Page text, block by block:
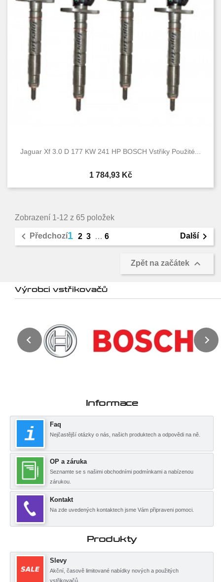
Jaguar Xf 3.0 D 177 KW 241 HP BOSCH Vstřiky Použité...
Cena
1 784,93 Kč
Zobrazení 1-12 z 65 položek
 Předchozí1 2 3 … 6 Další
Zpět na začátek 
Výrobci vstřikovačů
Informace
Faq
Nejčastější otázky o nás, našich produktech a odpovědi na ně.
OP a záruka
Seznamte se s našimi obchodními podmínkami a nabízenou
zárukou.
Kontakt
Na zde uvedených kontaktech jsme Vám připraveni pomoci.
Produkty
Slevy
Akční, časově limitované nabídky nových a použitých
vstřikovačů.